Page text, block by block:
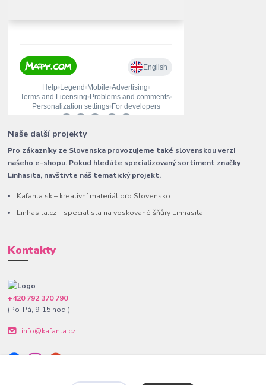
Naše další projekty
Pro zákazníky ze Slovenska provozujeme také slovenskou verzi
našeho e-shopu. Pokud hledáte specializovaný sortiment značky
Linhasita, navštivte náš tematický projekt.
Kafanta.sk – kreativní materiál pro Slovensko
Linhasita.cz – specialista na voskované šňůry Linhasita
Kontakty
+420 792 370 790
(Po-Pá, 9-15 hod.)
info@kafanta.cz